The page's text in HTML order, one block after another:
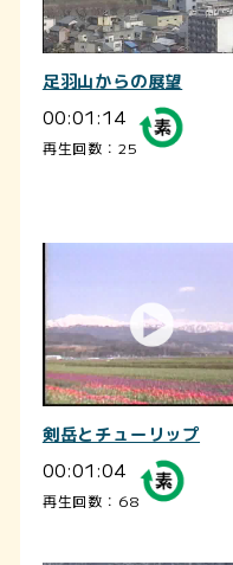
足羽山からの展望
00:01:14
再生回数：25
剣岳とチューリップ
00:01:04
再生回数：68